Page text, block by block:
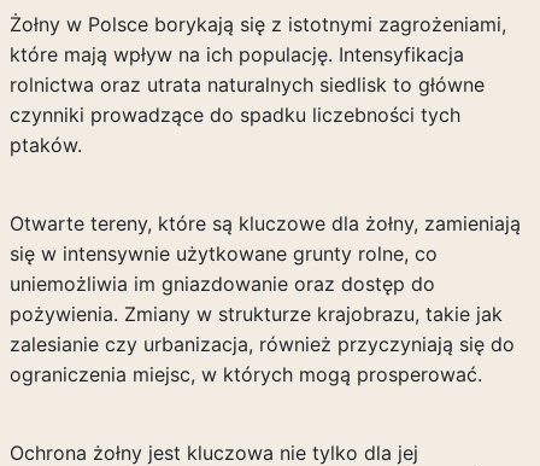
Żołny w Polsce borykają się z istotnymi zagrożeniami,
które mają wpływ na ich populację. Intensyfikacja
rolnictwa oraz utrata naturalnych siedlisk to główne
czynniki prowadzące do spadku liczebności tych
ptaków.
Otwarte tereny, które są kluczowe dla żołny, zamieniają
się w intensywnie użytkowane grunty rolne, co
uniemożliwia im gniazdowanie oraz dostęp do
pożywienia. Zmiany w strukturze krajobrazu, takie jak
zalesianie czy urbanizacja, również przyczyniają się do
ograniczenia miejsc, w których mogą prosperować.
Ochrona żołny jest kluczowa nie tylko dla jej